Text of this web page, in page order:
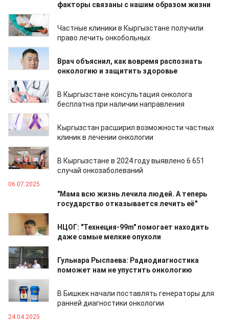
факторы связаны с нашим образом жизни
22.08.2025
Частные клиники в Кыргызстане получили
право лечить онкобольных
19.08.2025
Врач объяснил, как вовремя распознать
онкологию и защитить здоровье
18.08.2025
В Кыргызстане консультация онколога
бесплатна при наличии направления
14.08.2025
Кыргызстан расширил возможности частных
клиник в лечении онкологии
29.07.2025
В Кыргызстане в 2024 году выявлено 6 651
случай онкозаболеваний
06.07.2025
"Мама всю жизнь лечила людей. А теперь
государство отказывается лечить её"
19.05.2025
НЦОГ: "Технеция-99m" помогает находить
даже самые мелкие опухоли
19.05.2025
Гульнара Рыспаева: Радиодиагностика
поможет нам не упустить онкологию
14.05.2025
В Бишкек начали поставлять генераторы для
ранней диагностики онкологии
24.04.2025